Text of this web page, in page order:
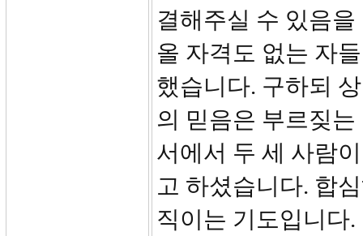
결해주실 수 있음
올 자격도 없는 자
했습니다. 구하되
의 믿음은 부르짖
서에서 두 세 사람
고 하셨습니다. 합
직이는 기도입니다